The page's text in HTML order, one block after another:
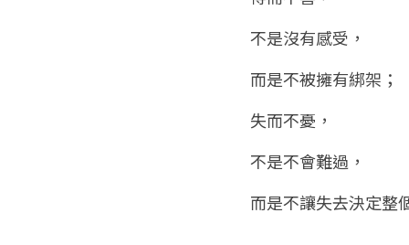
不是沒有感受，
而是不被擁有綁架；
失而不憂，
不是不會難過，
而是不讓失去決定整